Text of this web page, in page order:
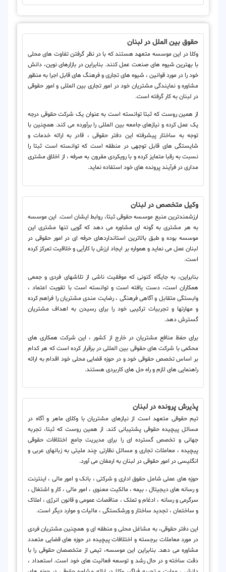
حقوق بین الملل در لبنان
وکلا در این موسسه متعهد هستند که با در نظر گرفتن تفاوت های محلی
با بهترین شیوه های صنعت عمل کنند. بنابراین در بازارهای نوین، دانش
خود را در مورد قوانین ، شیوه های تجاری و فرهنگ های قابل اجرا به منظور
مشاوره و نمایندگی مشتریان خود در امور تجاری بین المللی و امور حقوقی
در لبنان به کار گرفته است.
از همین روست که ثبتا توانسته است به عنوان یک شرکت حقوقی درجه
یک عمل کرده و نیازهای جامعه بین المللی را برآورده می کند. همچنین با
توجه به ساختار پیشرفته این دفتر حقوقی ، قادر به ارائه خدمات و
شایستگی های قابل توجهی در منطقه است که توانسته است ثبتا را
نسبت به رقبا متمایز کرده و با رویکردی مقرون به صرفه ، از اخلاق مشتری
مداری در فرآیند پرونده های خود استفاده نماید.
وکیل متخصص در لبنان
ارزشمندترین منبع موسسه حقوقی ثبتا، روابط ایشان است. این موسسه
به هر مشتری به گونه ای مشاوره می دهد که گویی تنها مشتری این
موسسه بوده و طبق بالاترین استانداردهای حرفه ای در امور حقوقی در
لبنان عمل می نماید و همواره بر ایجاد ارزش با کارآیی و خلاقیت تمرکز کرده
است.
بنابراین، به جایگاه کنونی که موفقیت ناشی از تلاشهای فردی و جمعی
همکاران است، دست یافته است و توانسته است با تقویت اعتماد ،
وابستگی متقابل و آگاهی فرهنگی ، رضایت مندی مشتریان را فراهم کرده
و مهارتها و تجربیات ترکیبی خود را برای رسیدن به اهداف مشتریان
گسترش دهد.
برای حفظ منافع مشتریان در خارج از کشور ، این شرکت همکاری های
محکمی با شرکت های حقوقی بین المللی در برقرار کرده است که هر کدام
بر اساس تخصص حقوقی خود و در حوزه قضایی محلی خود اقدام به ارائه
راهنمایی های لازم و راه حل های کاربردی هستند.
پذیرش پرونده در لبنان
تیم حقوقی متعهد است از نیازهای مشتریان با وکلای ماهر و آگاه در
مسائل پیچیده حقوقی پشتیبانی کند. از همین روست که ثبتا، تجربه
جهانی و تخصص گسترده ای را برای مدیریت جامع اختلافات حقوقی
پیچیده ، معاملات تجاری و مسائل نظارتی چند ملیتی به زبانهای عربی و
انگلیسی در امور حقوقی در لبنان به ارمغان می آورد.
حوزه های عملی شامل حقوق اداری و شرکتی ، بانک و امور مالی ، اینترنت
و رسانه های دیجیتال ، بیمه ، مالکیت معنوی ، امور مالی ، کار و اشتغال ،
سرگرمی و رسانه ، ادغام و تملک ، مناقصات عمومی و قانون انرژی ، املاک
و ساختمان ، تجدید ساختار و ورشکستگی ، مالیات و موارد دیگر است.
این دفتر حقوقی، به مشاغل محلی و منطقه ای و همچنین مشتریان فردی
در مورد معاملات برجسته و اختلافات پیچیده در حوزه های قضایی متعدد
مشاوره می دهد. بنابراین این موسسه، تیمی از متخصصان حقوقی را با
دقت ساخته و در حال رشد و توسعه فعالیت های خود است. استعداد ،